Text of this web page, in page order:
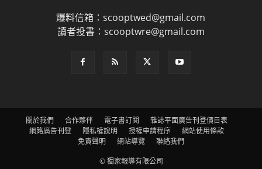
爆料信箱：scooptwed@gmail.com
讀者投書：scooptwre@gmail.com
關於我們 合作夥伴 電子書訂閱
雜誌平面廣告刊登價目表
網路廣告刊登
隱私權說明 授權申請程序
網站使用條款
免責聲明
網站導覽
聯絡我們
© 獨家報導有限公司